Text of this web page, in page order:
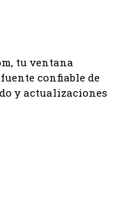
tu ventana
confiable de
y actualizaciones